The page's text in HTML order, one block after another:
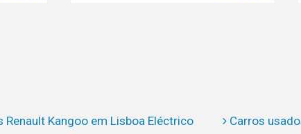
Renault Kangoo em Lisboa Eléctrico
Carros